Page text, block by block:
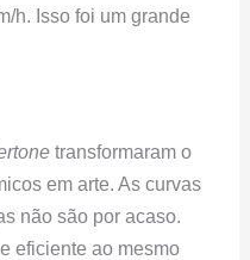
h. Isso foi um grande
transformaram o
em arte. As curvas
não são por acaso.
eficiente ao mesmo